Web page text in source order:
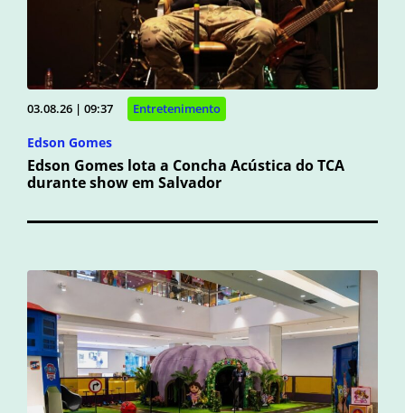
03.08.26 | 09:37 Entretenimento
Edson Gomes
Edson Gomes lota a Concha Acústica do TCA
durante show em Salvador